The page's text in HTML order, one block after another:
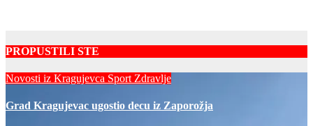
PROPUSTILI STE
Novosti iz Kragujevca Sport Zdravlje
Grad Kragujevac ugostio decu iz Zaporožja